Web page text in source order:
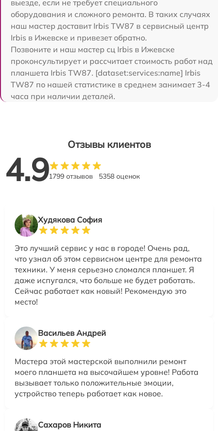
выезде, если не требует специального
оборудования и сложного ремонта. В таких случаях
наш мастер доставит Irbis TW87 в сервисный центр
Irbis в Ижевске и привезет обратно.
Позвоните и наш мастер сц Irbis в Ижевске
проконсультирует и рассчитает стоимость работ над
планшета Irbis TW87. [dataset:services:name] Irbis
TW87 по нашей статистике в среднем занимает 3-4
часа при наличии деталей.
Отзывы клиентов
4.91799 отзывов 5358 оценок
Худякова София
Это лучший сервис у нас в городе! Очень рад,
что узнал об этом сервисном центре для ремонта
техники. У меня серьезно сломался планшет. Я
даже испугался, что больше не будет работать.
Сейчас работает как новый! Рекомендую это
место!
Васильев Андрей
Мастера этой мастерской выполнили ремонт
моего планшета на высочайшем уровне! Работа
вызывает только положительные эмоции,
устройство теперь работает как новое.
Сахаров Никита